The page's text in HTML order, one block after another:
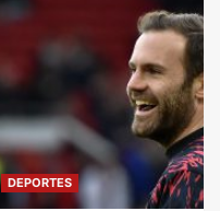
DEPORTES